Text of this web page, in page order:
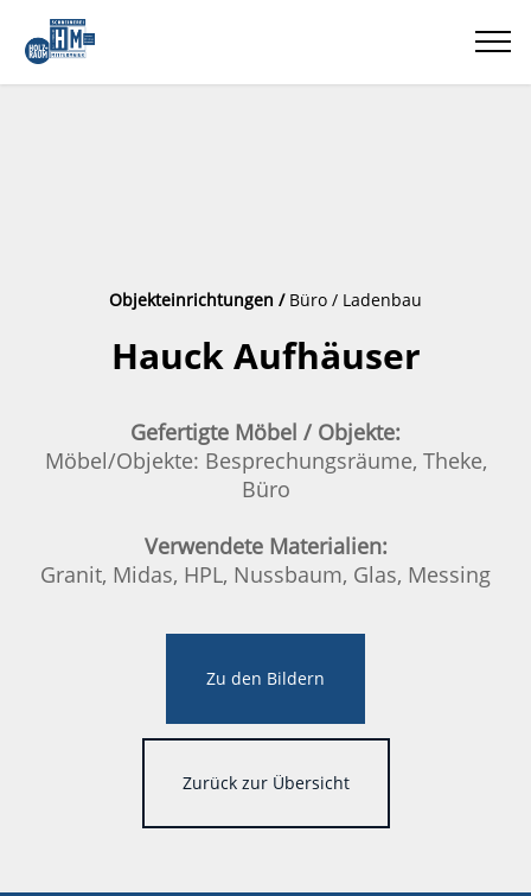
Objekteinrichtungen / Büro / Ladenbau
Hauck Aufhäuser
Gefertigte Möbel / Objekte:
Möbel/Objekte: Besprechungsräume, Theke,
Büro
Verwendete Materialien:
Granit, Midas, HPL, Nussbaum, Glas, Messing
Zu den Bildern
Zurück zur Übersicht